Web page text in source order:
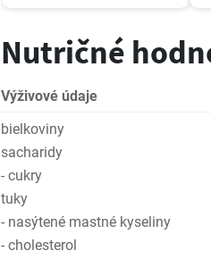
Nutričné
Výživové údaje
bielkoviny
sacharidy
- cukry
tuky
- nasýtené mastné kyseliny
- cholesterol